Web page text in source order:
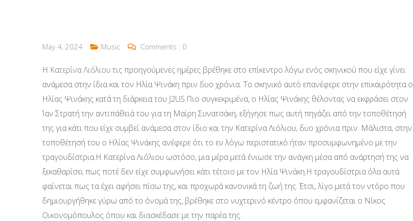
May 4, 2024 Music Comments : 0
Η Κατερίνα Λιόλιου τις προηγούμενες ημέρες βρέθηκε στο επίκεντρο λόγω ενός σκηνικού που είχε γίνει
ανάμεσα στην ίδια και τον Ηλία Ψινάκη πριν δυο χρόνια. Το σκηνικό αυτό επανέφερε στην επικαιρότητα ο
Ηλίας Ψινάκης κατά τη διάρκεια του J2US.Πιο συγκεκριμένα, ο Ηλίας Ψινάκης θέλοντας να εκφράσει στον
Ίαν Στρατή την αντιπάθειά του για τη Μαίρη Συνατσάκη, εξήγησε πως αυτή πηγάζει από την τοποθέτησή
της για κάτι που είχε συμβεί ανάμεσα στον ίδιο και την Κατερίνα Λιόλιου, δυο χρόνια πριν. Μάλιστα, στην
τοποθέτησή του ο Ηλίας Ψινάκης ανέφερε ότι το εν λόγω περιστατικό ήταν προσυμφωνημένο με την
τραγουδίστρια.Η Κατερίνα Λιόλιου ωστόσο, μια μέρα μετά ένιωσε την ανάγκη μέσα από ανάρτησή της να
ξεκαθαρίσει πως ποτέ δεν είχε συμφωνήσει κάτι τέτοιο με τον Ηλία Ψινάκη.Η τραγουδίστρια όλα αυτά
φαίνεται πως τα έχει αφήσει πίσω της, και προχωρά κανονικά τη ζωή της. Έτσι, λίγο μετά τον ντόρο που
δημιουργήθηκε γύρω από το όνομά της, βρέθηκε στο νυχτερινό κέντρο όπου εμφανίζεται ο Νίκος
Οικονομόπουλος όπου και διασκέδασε με την παρέα της.